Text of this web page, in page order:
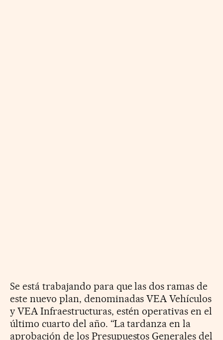
Se está trabajando para que las dos ramas de
este nuevo plan, denominadas VEA Vehículos
y VEA Infraestructuras, estén operativas en el
último cuarto del año. “La tardanza en la
aprobación de los Presupuestos Generales del